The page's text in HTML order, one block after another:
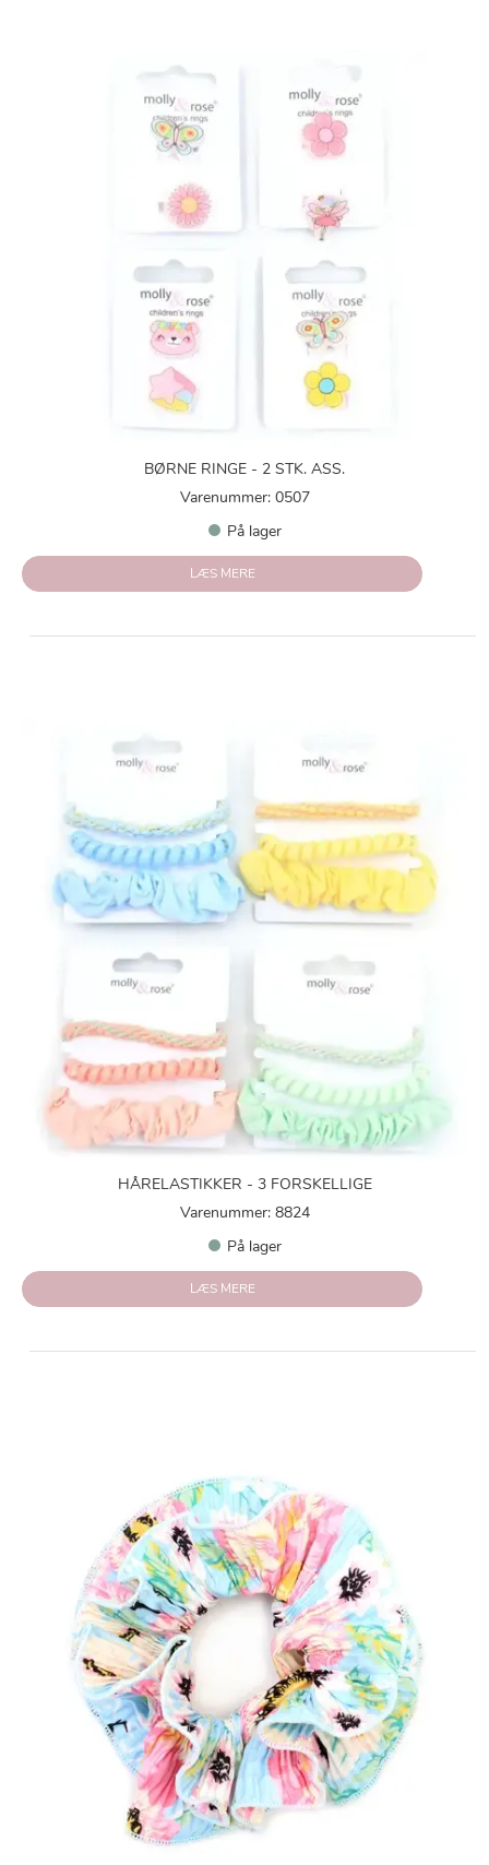
BØRNE RINGE - 2 STK. ASS.
Varenummer: 0507
På lager
LÆS MERE
HÅRELASTIKKER - 3 FORSKELLIGE
Varenummer: 8824
På lager
LÆS MERE